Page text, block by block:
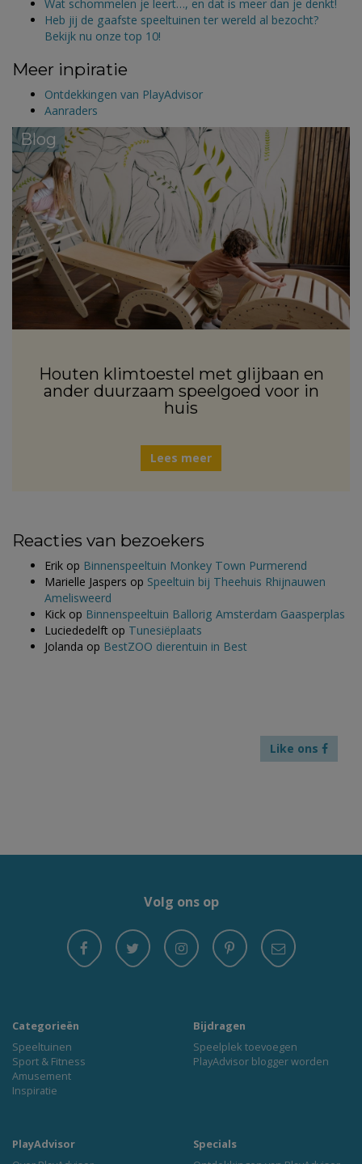
Wat schommelen je leert…, en dat is meer dan je denkt!
Heb jij de gaafste speeltuinen ter wereld al bezocht?
Bekijk nu onze top 10!
Meer inpiratie
Ontdekkingen van PlayAdvisor
Aanraders
Blog
Houten klimtoestel met glijbaan en
ander duurzaam speelgoed voor in
huis
Lees meer
Reacties van bezoekers
Erik op Binnenspeeltuin Monkey Town Purmerend
Marielle Jaspers op Speeltuin bij Theehuis Rhijnauwen
Amelisweerd
Kick op Binnenspeeltuin Ballorig Amsterdam Gaasperplas
Luciededelft op Tunesiëplaats
Jolanda op BestZOO dierentuin in Best
Like ons
Volg ons op
Categorieën
Speeltuinen
Sport & Fitness
Amusement
Inspiratie
Bijdragen
Speelplek toevoegen
PlayAdvisor blogger worden
PlayAdvisor
Specials